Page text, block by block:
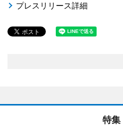
プレスリリース詳細
特集